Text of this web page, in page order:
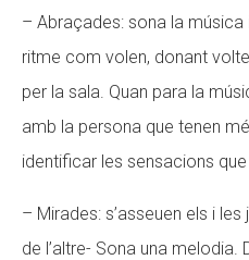
– Abraçades: sona la
ritme com volen, donant
per la sala. Quan para la
amb la persona que tenen
identificar les sensacions
– Mirades: s’asseuen els i
de l’altre- Sona una melodia.